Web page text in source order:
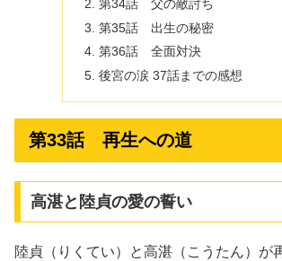
第34話 父の敵討ち
第35話 出生の秘密
第36話 全面対決
後宮の涙 37話までの感想
第33話 再生への道
高湛と陸貞の愛の誓い
陸貞（りくてい）と高湛（こうたん）が